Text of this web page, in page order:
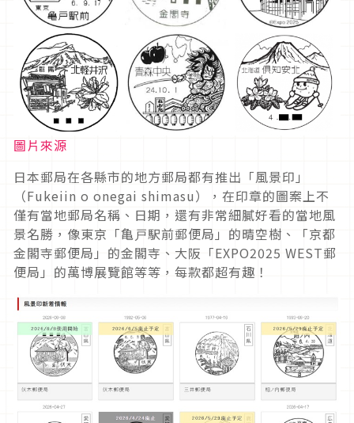
圖片來源
日本郵局在各縣市的地方郵局都有推出「風景印」
（Fukeiin o onegai shimasu），在印章的圖案上不
僅有當地郵局名稱、日期，還有非常細膩好看的當地風
景名勝，像東京「亀戸駅前郵便局」的晴空樹、「京都
金閣寺郵便局」的金閣寺、大阪「EXPO2025 WEST郵
便局」的萬博展覽館等等，每款都超有趣！